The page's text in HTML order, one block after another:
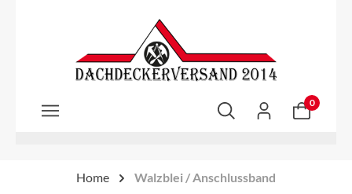
Zum Hauptinhalt springen
0
Home Walzblei / Anschlussband